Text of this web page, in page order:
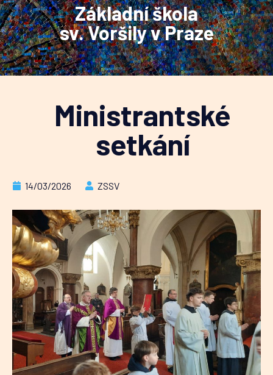
Základní škola
sv. Voršily v Praze
Ministrantské
setkání
14/03/2026 ZSSV